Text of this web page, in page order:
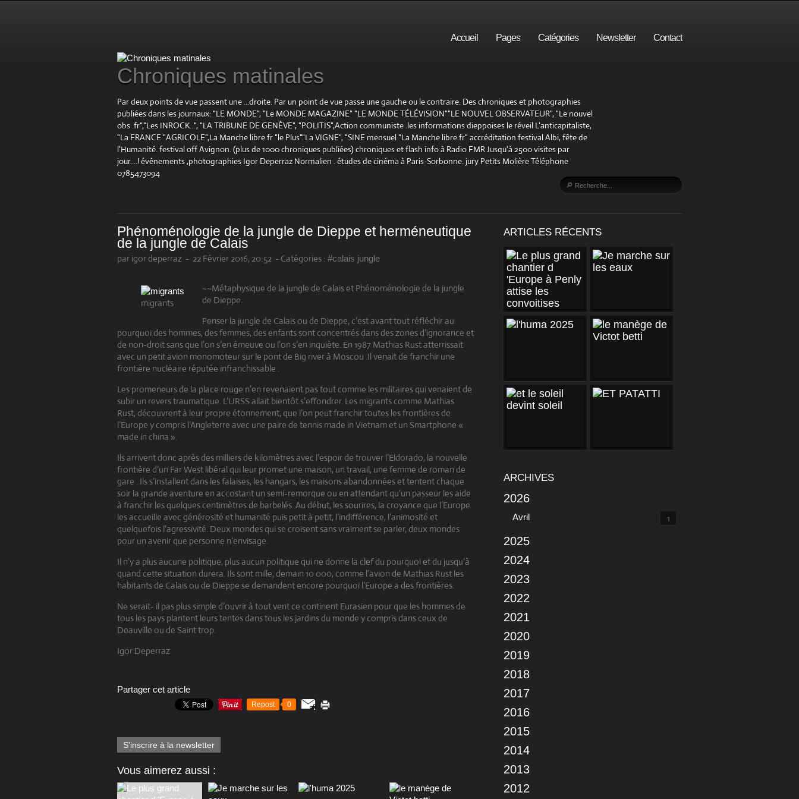
Accueil Pages Catégories Newsletter Contact
Chroniques matinales
Par deux points de vue passent une ...droite. Par un point de vue passe une gauche ou le contraire. Des chroniques et photographies
publiées dans les journaux: "LE MONDE", "Le MONDE MAGAZINE" "LE MONDE TÉLÉVISION""LE NOUVEL OBSERVATEUR", "Le nouvel
obs .fr","Les INROCK...", "LA TRIBUNE DE GENÈVE", "POLITIS",Action communiste .les informations dieppoises le réveil L'anticapitaliste,
"La FRANCE "AGRICOLE",La Manche libre.fr "le Plus"."La VIGNE", "SINE mensuel "La Manche libre.fr" accréditation festival Albi, fête de
l'Humanité. festival off Avignon. (plus de 1000 chroniques publiées) chroniques et flash info à Radio FMR Jusqu'à 2500 visites par
jour....! événements ,photographies Igor Deperraz Normalien . études de cinéma à Paris-Sorbonne. jury Petits Molière Téléphone
0785473094
Phénoménologie de la jungle de Dieppe et herméneutique
de la jungle de Calais
par igor deperraz - 22 Février 2016, 20:52 - Catégories : #calais jungle
migrants
~~Métaphysique de la jungle de Calais et Phénoménologie de la jungle
de Dieppe.
Penser la jungle de Calais ou de Dieppe, c’est avant tout réfléchir au
pourquoi des hommes, des femmes, des enfants sont concentrés dans des zones d’ignorance et
de non-droit sans que l’on s’en émeuve ou l’on s’en inquiète. En 1987 Mathias Rust atterrissait
avec un petit avion monomoteur sur le pont de Big river à Moscou .Il venait de franchir une
frontière nucléaire réputée infranchissable .
Les promeneurs de la place rouge n’en revenaient pas tout comme les militaires qui venaient de
subir un revers traumatique. L’URSS allait bientôt s’effondrer. Les migrants comme Mathias
Rust, découvrent à leur propre étonnement, que l’on peut franchir toutes les frontières de
l’Europe y compris l’Angleterre avec une paire de tennis made in Vietnam et un Smartphone «
made in china ».
Ils arrivent donc après des milliers de kilomètres avec l’espoir de trouver l’Eldorado, la nouvelle
frontière d’un Far West libéral qui leur promet une maison, un travail, une femme de roman de
gare . Ils s’installent dans les falaises, les hangars, les maisons abandonnées et tentent chaque
soir la grande aventure en accostant un semi-remorque ou en attendant qu’un passeur les aide
à franchir les quelques centimètres de barbelés. Au début, les sourires, la croyance que l’Europe
les accueille avec générosité et humanité puis petit à petit, l’indifférence, l’animosité et
quelquefois l’agressivité. Deux mondes qui se croisent sans vraiment se parler, deux mondes
pour un avenir que personne n’envisage.
Il n’y a plus aucune politique, plus aucun politique qui ne donne la clef du pourquoi et du jusqu’à
quand cette situation durera. Ils sont mille, demain 10 000, comme l’avion de Mathias Rust les
habitants de Calais ou de Dieppe se demandent encore pourquoi l’Europe a des frontières.
Ne serait- il pas plus simple d’ouvrir à tout vent ce continent Eurasien pour que les hommes de
tous les pays plantent leurs tentes dans tous les jardins du monde y compris dans ceux de
Deauville ou de Saint trop.
Igor Deperraz
Partager cet article
Repost 0
S'inscrire à la newsletter
Vous aimerez aussi :
ARTICLES RÉCENTS
ARCHIVES
2026
Avril 1
2025
2024
2023
2022
2021
2020
2019
2018
2017
2016
2015
2014
2013
2012